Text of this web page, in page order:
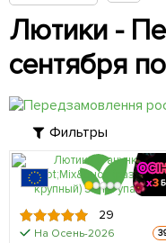
Лютики -
сентября
Фильтры
29
На Осень-2026